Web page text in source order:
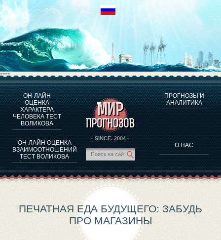
----
ОН-ЛАЙН
ОЦЕНКА
ХАРАКТЕРА
ЧЕЛОВЕКА ТЕСТ
ВОЛИКОВА
ОН-ЛАЙН ОЦЕНКА
ВЗАИМООТНОШЕНИЙ
ТЕСТ ВОЛИКОВА
· SINCE. 2004 ·
ПРОГНОЗЫ И
АНАЛИТИКА
О НАС
О ПРОГРАММЕ
ОЦЕНКА ХАРАКТЕРA ЧЕЛОВЕКА
ОЦЕНКА ХАРАКТЕРА ВЫДАЮЩИХСЯ ЛИЧНОСТЕЙ
О ПРОГРАММЕ
ТЕСТ НА СОВМЕСТИМОСТЬ ВОЛИКОВА
ПРОГНОЗЫ И АНАЛИТИКА
ПЕЧАТНАЯ ЕДА БУДУЩЕГО: ЗАБУДЬ
ПРО МАГАЗИНЫ